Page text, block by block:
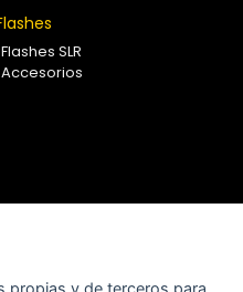
Flashes SLR
Accesorios
propias y de terceros para